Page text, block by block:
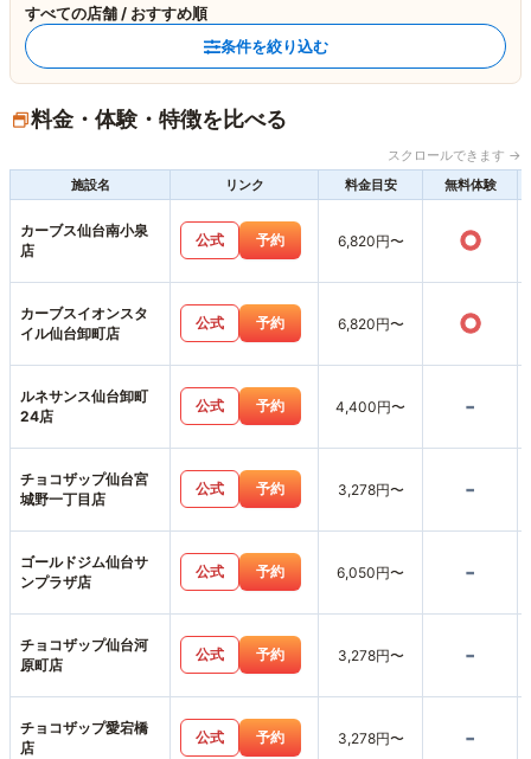
すべての店舗 / おすすめ順
条件を絞り込む
料金・体験・特徴を比べる
スクロールできます →
施設名
リンク 料金目安 無料体験
カーブス仙台南小泉
店
公式 予約 6,820円〜 ○
カーブスイオンスタ
イル仙台卸町店
公式 予約 6,820円〜 ○
ルネサンス仙台卸町
24店
公式 予約 4,400円〜 -
チョコザップ仙台宮
城野一丁目店
公式 予約 3,278円〜 -
ゴールドジム仙台サ
ンプラザ店
公式 予約 6,050円〜 -
チョコザップ仙台河
原町店
公式 予約 3,278円〜 -
チョコザップ愛宕橋
店
公式 予約 3,278円〜 -